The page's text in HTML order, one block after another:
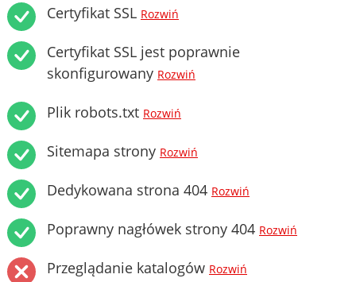
Certyfikat SSL Rozwiń
Certyfikat SSL jest poprawnie
skonfigurowany Rozwiń
Plik robots.txt Rozwiń
Sitemapa strony Rozwiń
Dedykowana strona 404 Rozwiń
Poprawny nagłówek strony 404 Rozwiń
Przeglądanie katalogów Rozwiń